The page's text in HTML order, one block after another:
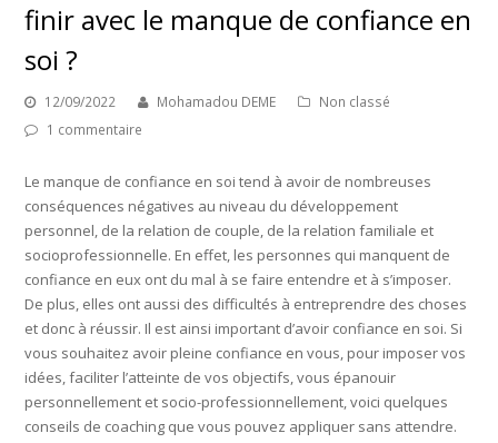
finir avec le manque de confiance en
soi ?
12/09/2022 Mohamadou DEME
Non classé
1 commentaire
Le manque de confiance en soi tend à avoir de nombreuses
conséquences négatives au niveau du développement
personnel, de la relation de couple, de la relation familiale et
socioprofessionnelle. En effet, les personnes qui manquent de
confiance en eux ont du mal à se faire entendre et à s’imposer.
De plus, elles ont aussi des difficultés à entreprendre des choses
et donc à réussir. Il est ainsi important d’avoir confiance en soi. Si
vous souhaitez avoir pleine confiance en vous, pour imposer vos
idées, faciliter l’atteinte de vos objectifs, vous épanouir
personnellement et socio-professionnellement, voici quelques
conseils de coaching que vous pouvez appliquer sans attendre.